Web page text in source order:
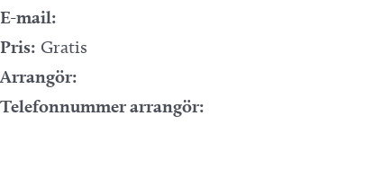
E-mail:
Pris: Gratis
Arrangör:
Telefonnummer arrangör: